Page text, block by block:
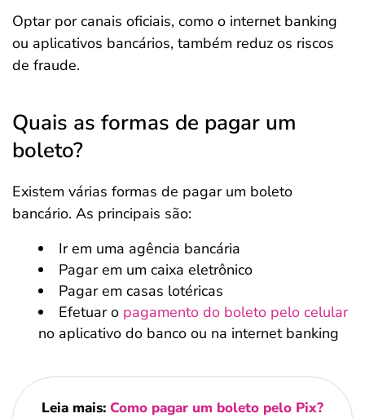
Optar por canais oficiais, como o internet banking
ou aplicativos bancários, também reduz os riscos
de fraude.
Quais as formas de pagar um
boleto?
Existem várias formas de pagar um boleto
bancário. As principais são:
Ir em uma agência bancária
Pagar em um caixa eletrônico
Pagar em casas lotéricas
Efetuar o pagamento do boleto pelo celular
no aplicativo do banco ou na internet banking
Leia mais: Como pagar um boleto pelo Pix?